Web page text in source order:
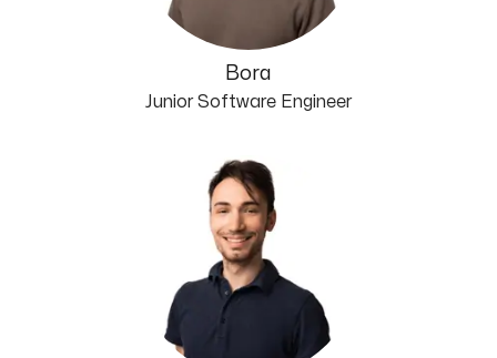
Bora
Junior Software Engineer